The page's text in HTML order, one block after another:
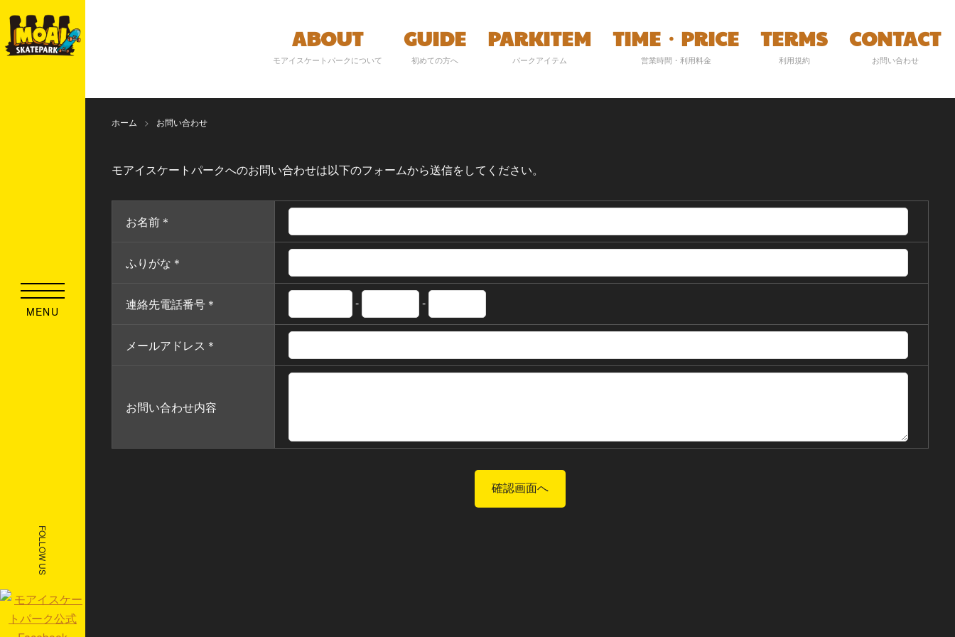
MENU
ABOUT
モアイスケートパークについて
GUIDE
初めての方へ
PARKITEM
パークアイテム
TIME・PRICE
営業時間・利用料金
TERMS
利用規約
CONTACT
お問い合わせ
ホーム お問い合わせ
モアイスケートパークへのお問い合わせは以下のフォームから送信をしてください。
お名前 ＊
ふりがな ＊
連絡先電話番号 ＊ - -
メールアドレス ＊
お問い合わせ内容